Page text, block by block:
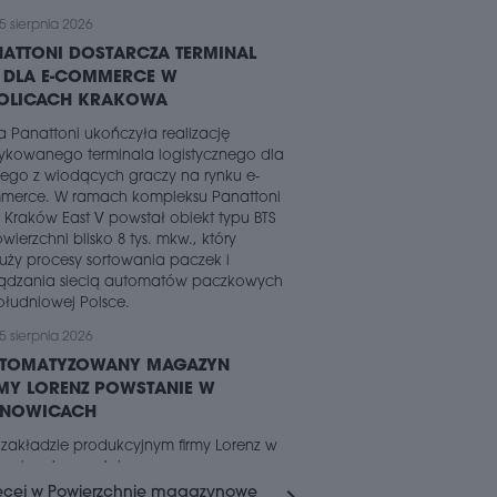
sierpnia 2026
DOSTARCZA TERMINAL
DLA E-COMMERCE W
KRAKOWA
Panattoni ukończyła realizację
terminala logistycznego dla
z wiodących graczy na rynku e-
W ramach kompleksu Panattoni
Kraków East V powstał obiekt typu BTS
blisko 8 tys. mkw., który
procesy sortowania paczek i
siecią automatów paczkowych
Polsce.
sierpnia 2026
MAGAZYN
LORENZ POWSTANIE W
zakładzie produkcyjnym firmy Lorenz w
około 16 tys. mkw. Za realizację
w Powierzchnie magazynowe